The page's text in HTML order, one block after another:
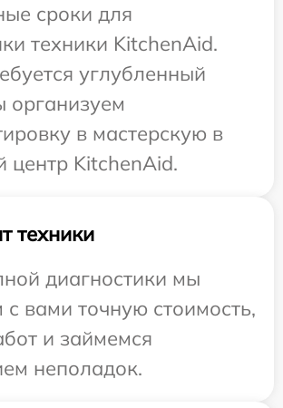
сроки для
техники KitchenAid.
углубленный
организуем
в мастерскую в
центр KitchenAid.
техники
диагностики мы
с вами точную стоимость,
и займемся
неполадок.